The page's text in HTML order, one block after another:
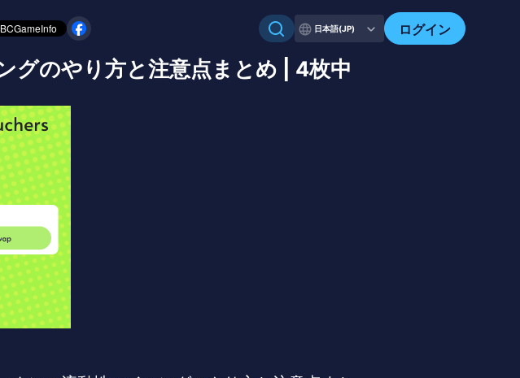
日本語(JP) ログイン
グのやり方と注意点まとめ | 4枚中